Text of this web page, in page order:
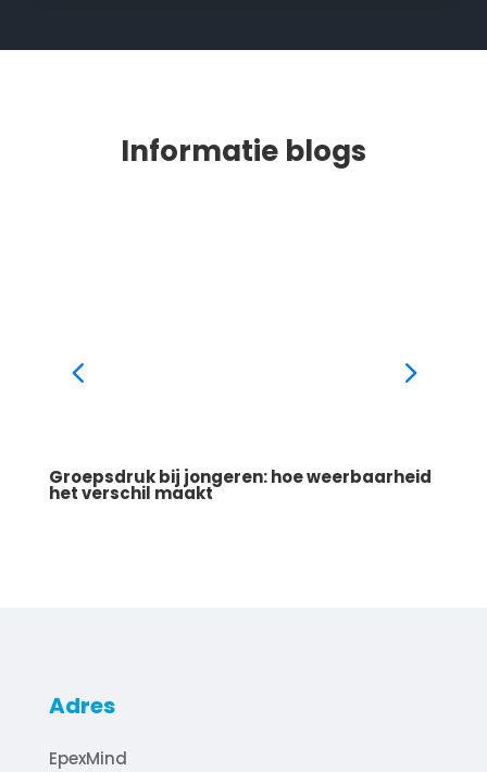
Informatie blogs
Groepsdruk bij jongeren: hoe weerbaarheid
het verschil maakt
Adres
EpexMind